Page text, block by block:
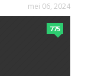
mei 06, 2024
775